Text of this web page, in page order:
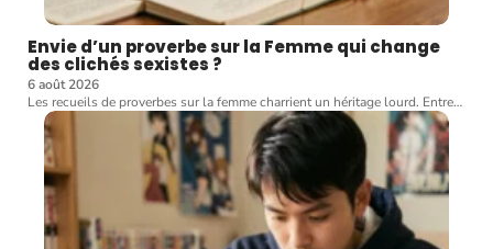
Envie d’un proverbe sur la Femme qui change
des clichés sexistes ?
6 août 2026
Les recueils de proverbes sur la femme charrient un héritage lourd. Entre…